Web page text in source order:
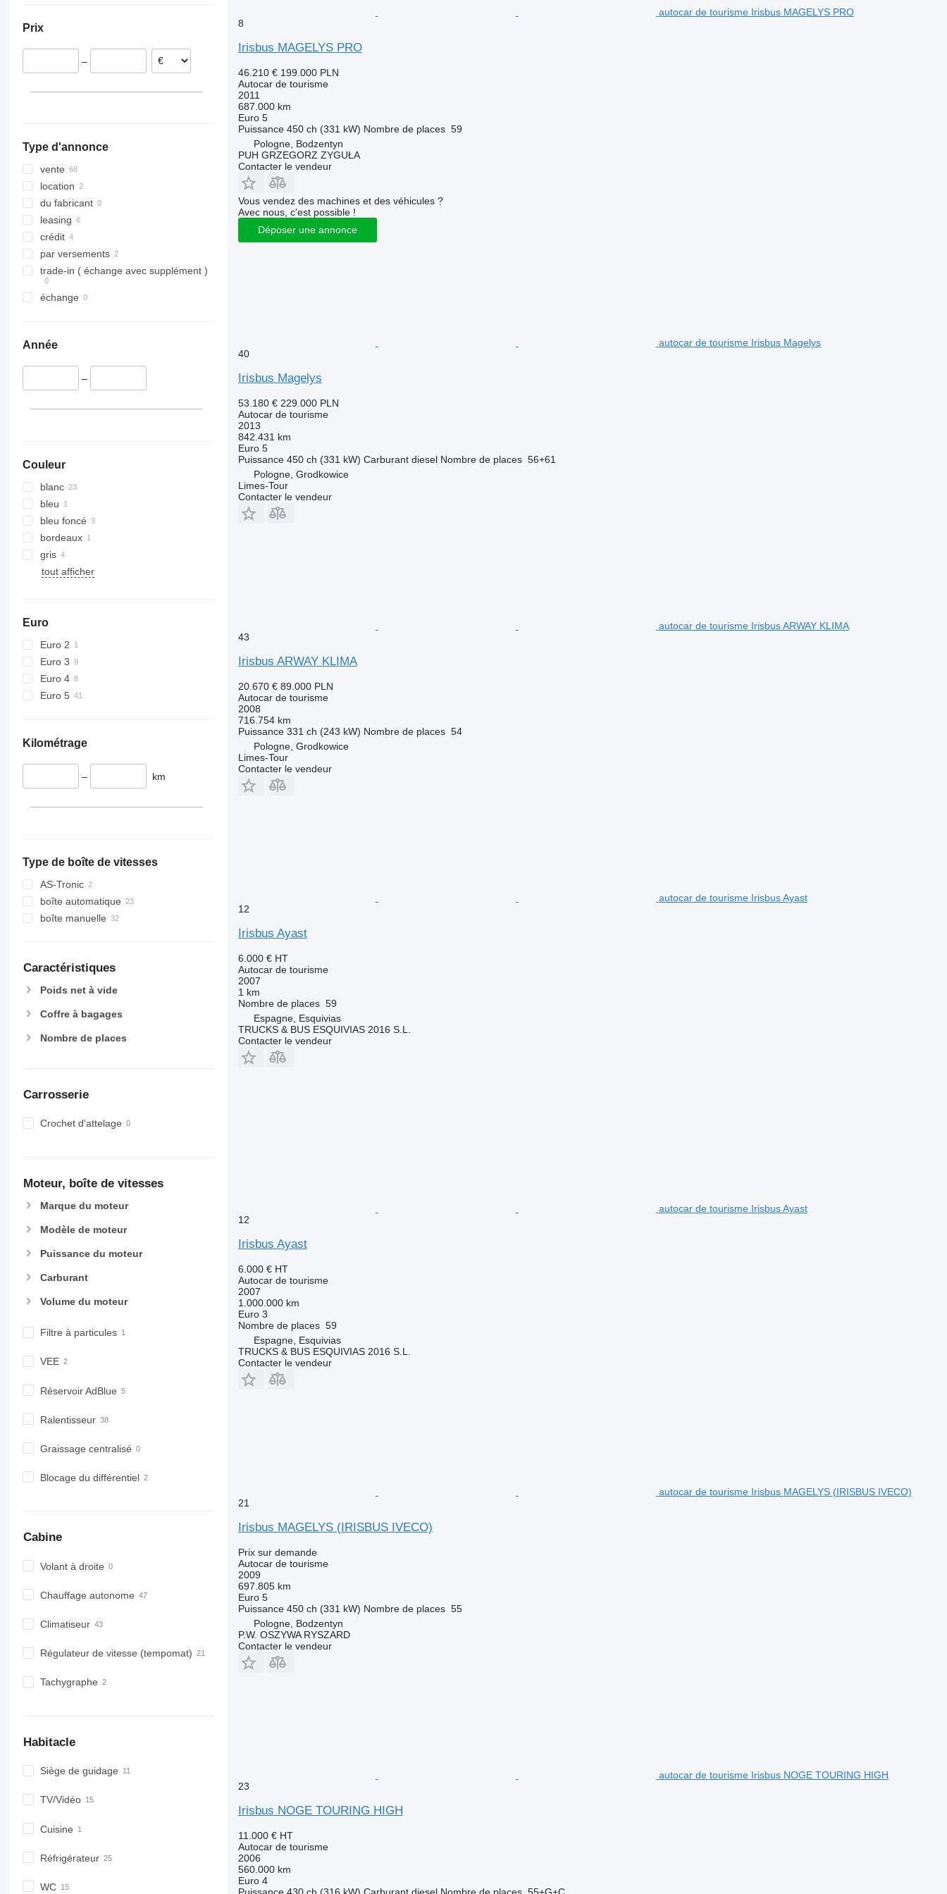
France
République tchèque
Prix
–
Type d'annonce
vente
location
du fabricant
leasing
crédit
par versements
trade-in ( échange avec supplément )
échange
Année
–
Couleur
blanc
bleu
bleu foncé
bordeaux
gris
tout afficher
Euro
Euro 2
Euro 3
Euro 4
Euro 5
Kilométrage
– km
Type de boîte de vitesses
AS-Tronic
boîte automatique
boîte manuelle
Caractéristiques
Poids net à vide
Coffre à bagages
Nombre de places
Carrosserie
Crochet d'attelage
Moteur, boîte de vitesses
Marque du moteur
Modèle de moteur
Puissance du moteur
Carburant
Volume du moteur
Filtre à particules
VEE
Réservoir AdBlue
Ralentisseur
Graissage centralisé
Blocage du différentiel
Cabine
Volant à droite
Chauffage autonome
Climatiseur
Régulateur de vitesse (tempomat)
Tachygraphe
Habitacle
Siège de guidage
TV/Vidéo
Cuisine
Réfrigérateur
WC
autocar de tourisme Irisbus MAGELYS PRO
8
Irisbus MAGELYS PRO
46.210 € 199.000 PLN
Autocar de tourisme
2011
687.000 km
Euro 5
Puissance 450 ch (331 kW) Nombre de places 59
Pologne, Bodzentyn
PUH GRZEGORZ ZYGUŁA
Contacter le vendeur
Vous vendez des machines et des véhicules ?
Avec nous, c'est possible !
Déposer une annonce
autocar de tourisme Irisbus Magelys
40
Irisbus Magelys
53.180 € 229.000 PLN
Autocar de tourisme
2013
842.431 km
Euro 5
Puissance 450 ch (331 kW) Carburant diesel Nombre de places 56+61
Pologne, Grodkowice
Limes-Tour
Contacter le vendeur
autocar de tourisme Irisbus ARWAY KLIMA
43
Irisbus ARWAY KLIMA
20.670 € 89.000 PLN
Autocar de tourisme
2008
716.754 km
Puissance 331 ch (243 kW) Nombre de places 54
Pologne, Grodkowice
Limes-Tour
Contacter le vendeur
autocar de tourisme Irisbus Ayast
12
Irisbus Ayast
6.000 € HT
Autocar de tourisme
2007
1 km
Nombre de places 59
Espagne, Esquivias
TRUCKS & BUS ESQUIVIAS 2016 S.L.
Contacter le vendeur
autocar de tourisme Irisbus Ayast
12
Irisbus Ayast
6.000 € HT
Autocar de tourisme
2007
1.000.000 km
Euro 3
Nombre de places 59
Espagne, Esquivias
TRUCKS & BUS ESQUIVIAS 2016 S.L.
Contacter le vendeur
autocar de tourisme Irisbus MAGELYS (IRISBUS IVECO)
21
Irisbus MAGELYS (IRISBUS IVECO)
Prix sur demande
Autocar de tourisme
2009
697.805 km
Euro 5
Puissance 450 ch (331 kW) Nombre de places 55
Pologne, Bodzentyn
P.W. OSZYWA RYSZARD
Contacter le vendeur
autocar de tourisme Irisbus NOGE TOURING HIGH
23
Irisbus NOGE TOURING HIGH
11.000 € HT
Autocar de tourisme
2006
560.000 km
Euro 4
Puissance 430 ch (316 kW) Carburant diesel Nombre de places 55+G+C